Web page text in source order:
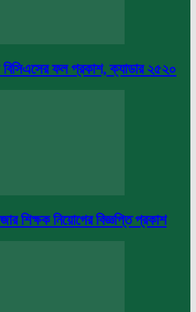
ফল প্রকাশ, ক্যাডার ২৫২০
শিক্ষক নিয়োগের বিজ্ঞপ্তি প্রকাশ